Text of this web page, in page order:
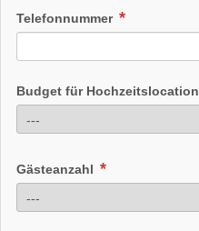
Telefonnummer
Budget für Hochzeitslocation
Gästeanzahl